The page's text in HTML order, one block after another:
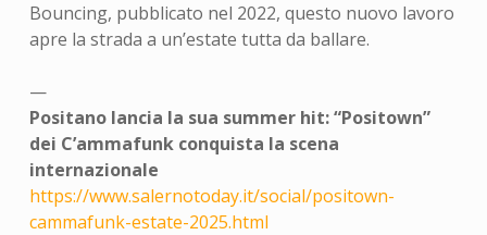
Bouncing, pubblicato nel 2022, questo nuovo lavoro
apre la strada a un’estate tutta da ballare.
—
Positano lancia la sua summer hit: “Positown”
dei C’ammafunk conquista la scena
internazionale
https://www.salernotoday.it/social/positown-
cammafunk-estate-2025.html